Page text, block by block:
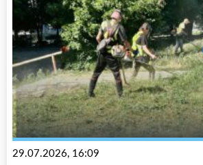
29.07.2026, 16:09